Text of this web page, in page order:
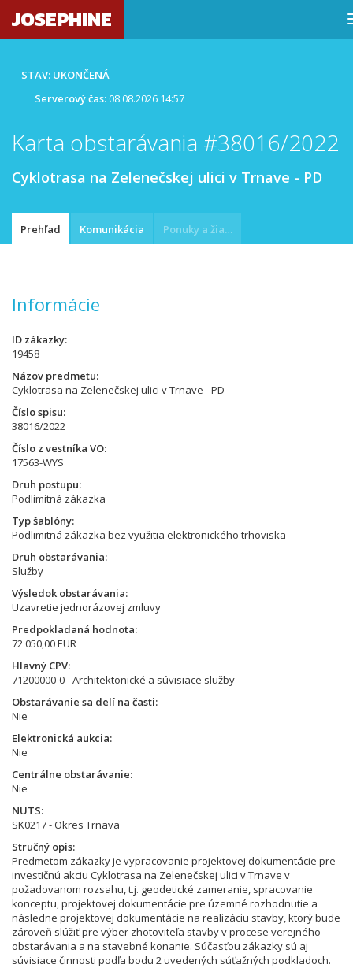
JOSEPHINE
STAV: UKONČENÁ
Serverový čas:08.08.2026 14:57
Karta obstarávania #38016/2022
Cyklotrasa na Zelenečskej ulici v Trnave - PD
Prehľad Komunikácia Ponuky a žiadosti
Informácie
ID zákazky
19458
Názov predmetu
Cyklotrasa na Zelenečskej ulici v Trnave - PD
Číslo spisu
38016/2022
Číslo z vestníka VO
17563-WYS
Druh postupu
Podlimitná zákazka
Typ šablóny
Podlimitná zákazka bez využitia elektronického trhoviska
Druh obstarávania
Služby
Výsledok obstarávania
Uzavretie jednorázovej zmluvy
Predpokladaná hodnota
72 050,00 EUR
Hlavný CPV
71200000-0 - Architektonické a súvisiace služby
Obstarávanie sa delí na časti
Nie
Elektronická aukcia
Nie
Centrálne obstarávanie
Nie
NUTS
SK0217 - Okres Trnava
Stručný opis
Predmetom zákazky je vypracovanie projektovej dokumentácie pre
investičnú akciu Cyklotrasa na Zelenečskej ulici v Trnave v
požadovanom rozsahu, t.j. geodetické zameranie, spracovanie
konceptu, projektovej dokumentácie pre územné rozhodnutie a
následne projektovej dokumentácie na realizáciu stavby, ktorý bude
zároveň slúžiť pre výber zhotoviteľa stavby v procese verejného
obstarávania a na stavebné konanie. Súčasťou zákazky sú aj
súvisiace činnosti podľa bodu 2 uvedených súťažných podkladoch.